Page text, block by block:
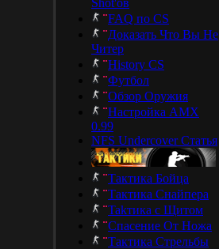
Shot'ов
FAQ по CS
Доказать Что Вы Не
Читер
History CS
Футбол
Обзор Оружия
Настройка AMX
0.99
NFS Undercover Статья
Тактика Бойца
Тактика Снайпера
Takтика с Щитом
Спасение От Ножа
Тактика Стрельбы